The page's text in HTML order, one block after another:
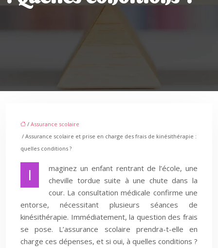
/ Assurance scolaire
/ Assurance scolaire et prise en charge des frais de kinésithérapie :
quelles conditions ?
I
maginez un enfant rentrant de l’école, une
cheville tordue suite à une chute dans la
cour. La consultation médicale confirme une
entorse, nécessitant plusieurs séances de
kinésithérapie. Immédiatement, la question des frais
se pose. L’assurance scolaire prendra-t-elle en
charge ces dépenses, et si oui, à quelles conditions ?